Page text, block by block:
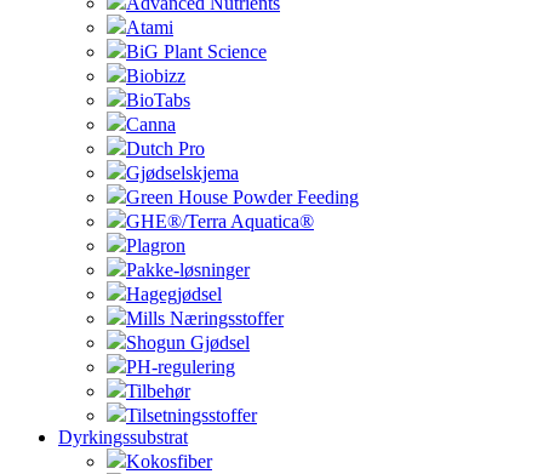
Atami
BiG Plant Science
Biobizz
BioTabs
Canna
Dutch Pro
Gjødselskjema
Green House Powder Feeding
GHE®/Terra Aquatica®
Plagron
Pakke-løsninger
Hagegjødsel
Mills Næringsstoffer
Shogun Gjødsel
PH-regulering
Tilbehør
Tilsetningsstoffer
Dyrkingssubstrat
Kokosfiber